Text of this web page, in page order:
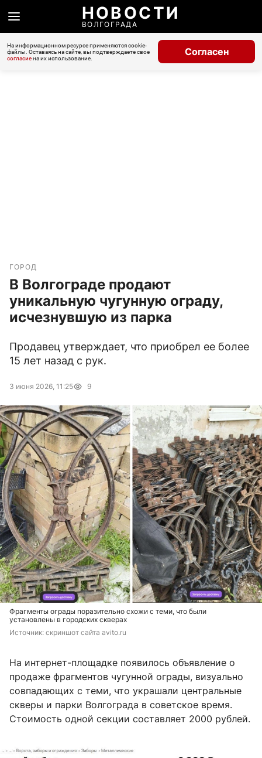
НОВОСТИ
ВОЛГОГРАДА
На информационном ресурсе применяются cookie-
файлы. Оставаясь на сайте, вы подтверждаете свое
согласиена их использование.
Согласен
ГОРОД
В Волгограде продают
уникальную чугунную ограду,
исчезнувшую из парка
Продавец утверждает, что приобрел ее более
15 лет назад с рук.
3 июня 2026, 11:25 9
Фрагменты ограды поразительно схожи с теми, что были
установлены в городских скверах
Источник: скриншот сайта avito.ru
На интернет-площадке появилось объявление о
продаже фрагментов чугунной ограды, визуально
совпадающих с теми, что украшали центральные
скверы и парки Волгограда в советское время.
Стоимость одной секции составляет 2000 рублей.